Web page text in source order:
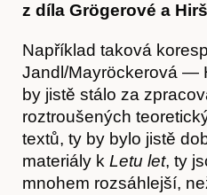
z díla Grögerové a
Například taková
Jandl/Mayröckerová —
by jistě stálo za
roztroušených
textů, ty by bylo jistě
materiály k Letu let, ty
mnohem rozsáhlejší,